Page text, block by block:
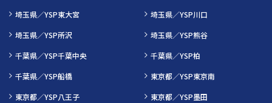
埼玉県／YSP東大宮
埼玉県／YSP川口
埼玉県／YSP所沢
埼玉県／YSP熊谷
千葉県／YSP千葉中央
千葉県／YSP柏
千葉県／YSP船橋
東京都／YSP東京南
東京都／YSP八王子
東京都／YSP墨田